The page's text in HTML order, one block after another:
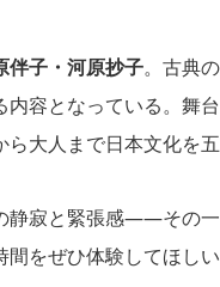
伴子・河原抄子。古典
内容となっている。舞
ら大人まで日本文化を
静寂と緊張感——その
間をぜひ体験してほし